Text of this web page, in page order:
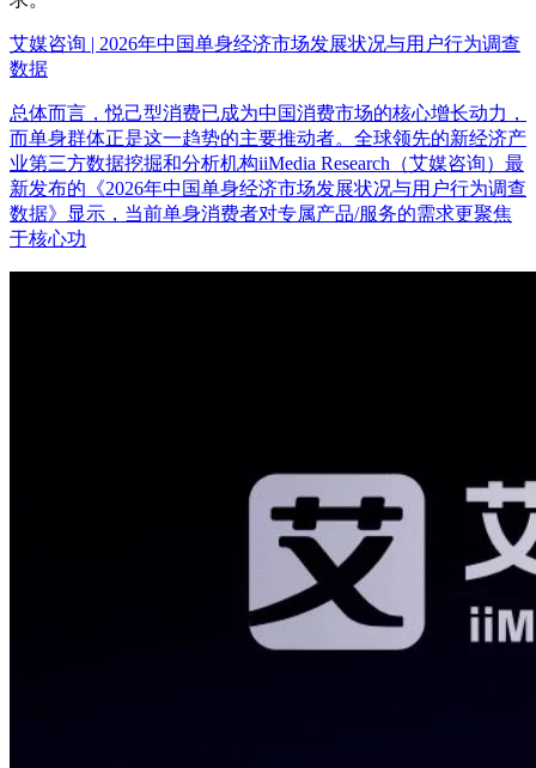
艾媒咨询 | 2026年中国单身经济市场发展状况与用户行为调查
数据
总体而言，悦己型消费已成为中国消费市场的核心增长动力，
而单身群体正是这一趋势的主要推动者。全球领先的新经济产
业第三方数据挖掘和分析机构iiMedia Research（艾媒咨询）最
新发布的《2026年中国单身经济市场发展状况与用户行为调查
数据》显示，当前单身消费者对专属产品/服务的需求更聚焦
于核心功